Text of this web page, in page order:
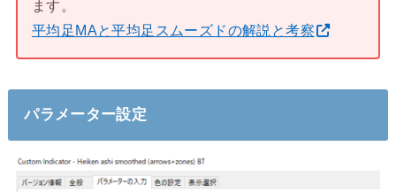
ます。
平均足MAと平均足スムーズドの解説と考察
パラメーター設定